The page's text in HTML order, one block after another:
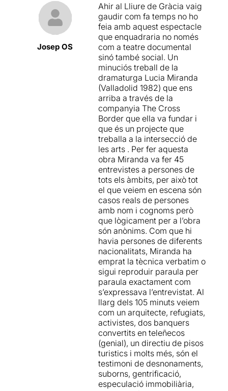
Miranda i la interpretació de
Pilar Bergés, Ángel Perabá,
Efraín Rodríguez, César
Sánchez i Macarena Sanz
ha arribat al Teatre Lliure de
Gracia, que li farà de casa
encara una setmana més.
És una obra de teatre
Verbatim, amb molt de
dinamisme i molt de joc. Hi
ha diversitat de propostes
escèniques durant l’hora i
mitja que dura. Molts
personatges diferents
habiten un espai escènic
amb molta bellesa i molt
cuidat, que suma i potència
al discurs i l’essència de
l’obra. A través d’històries
personals de testimonis
reals que han regalat les
seves vivències paraula a
paraula, els espectadors i
espectadores reflexionem
entorn d’aquest gran tema
que és tenir una casa-refugi,
una llar en el millor dels
casos. I ho fem a través del
nostres sentits i les nostres
emocions.
Poesia, humor,muppets
metateatre, moments molt
durs, activisme potent,
musical, metàfores i
referències a clàssics com
E.T... molt ben introduït,
Josep OS
Ahir al Lliure de Gràcia vaig
gaudir com fa temps no ho
feia amb aquest espectacle
que enquadraria no només
com a teatre documental
sinó també social. Un
minuciós treball de la
dramaturga Lucia Miranda
(Valladolid 1982) que ens
arriba a través de la
companyia The Cross
Border que ella va fundar i
que és un projecte que
treballa a la intersecció de
les arts . Per fer aquesta
obra Miranda va fer 45
entrevistes a persones de
tots els àmbits, per això tot
el que veiem en escena són
casos reals de persones
amb nom i cognoms però
que lògicament per a l’obra
són anònims. Com que hi
havia persones de diferents
nacionalitats, Miranda ha
emprat la tècnica verbatim o
sigui reproduir paraula per
paraula exactament com
s’expressava l’entrevistat. Al
llarg dels 105 minuts veiem
com un arquitecte, refugiats,
activistes, dos banquers
convertits en teleñecos
(genial), un directiu de pisos
turistics i molts més, són el
testimoni de desnonaments,
suborns, gentrificació,
especulació immobiliària,